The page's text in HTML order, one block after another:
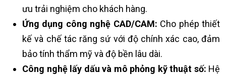
ưu trải nghiệm cho khách hàng.
Ứng dụng công nghệ CAD/CAM: Cho phép thiết
kế và chế tác răng sứ với độ chính xác cao, đảm
bảo tính thẩm mỹ và độ bền lâu dài.
Công nghệ lấy dấu và mô phỏng kỹ thuật số: Hệ